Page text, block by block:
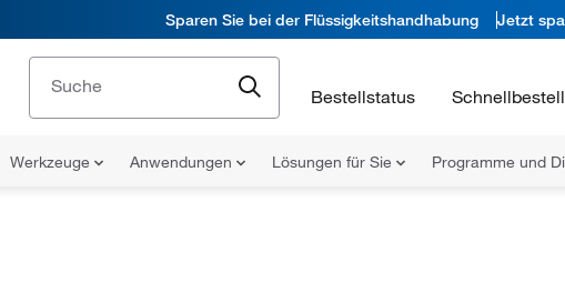
Sparen Sie bei der Flüssigkeitshandhabung Jetzt
Bestellstatus
Werkzeuge Anwendungen Lösungen für Sie Programme und